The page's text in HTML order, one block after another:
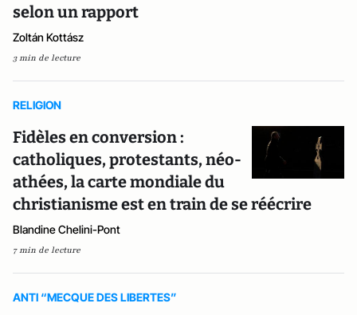
selon un rapport
Zoltán Kottász
3 min de lecture
RELIGION
Fidèles en conversion :
catholiques, protestants, néo-
athées, la carte mondiale du
christianisme est en train de se réécrire
Blandine Chelini-Pont
7 min de lecture
ANTI “MECQUE DES LIBERTES”